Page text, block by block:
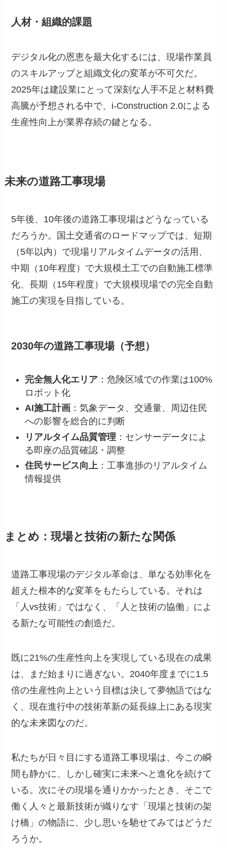
人材・組織的課題
デジタル化の恩恵を最大化するには、現場作業員
のスキルアップと組織文化の変革が不可欠だ。
2025年は建設業にとって深刻な人手不足と材料費
高騰が予想される中で、i-Construction 2.0による
生産性向上が業界存続の鍵となる。
未来の道路工事現場
5年後、10年後の道路工事現場はどうなっている
だろうか。国土交通省のロードマップでは、短期
（5年以内）で現場リアルタイムデータの活用、
中期（10年程度）で大規模土工での自動施工標準
化、長期（15年程度）で大規模現場での完全自動
施工の実現を目指している。
2030年の道路工事現場（予想）
完全無人化エリア ：危険区域での作業は100%
ロボット化
AI施工計画 ：気象データ、交通量、周辺住民
への影響を総合的に判断
リアルタイム品質管理 ：センサーデータによ
る即座の品質確認・調整
住民サービス向上 ：工事進捗のリアルタイム
情報提供
まとめ：現場と技術の新たな関係
道路工事現場のデジタル革命は、単なる効率化を
超えた根本的な変革をもたらしている。それは
「人vs技術」ではなく、「人と技術の協働」によ
る新たな可能性の創造だ。
既に21%の生産性向上を実現している現在の成果
は、まだ始まりに過ぎない。2040年度までに1.5
倍の生産性向上という目標は決して夢物語ではな
く、現在進行中の技術革新の延長線上にある現実
的な未来図なのだ。
私たちが日々目にする道路工事現場は、今この瞬
間も静かに、しかし確実に未来へと進化を続けて
いる。次にその現場を通りかかったとき、そこで
働く人々と最新技術が織りなす「現場と技術の架
け橋」の物語に、少し思いを馳せてみてはどうだ
ろうか。